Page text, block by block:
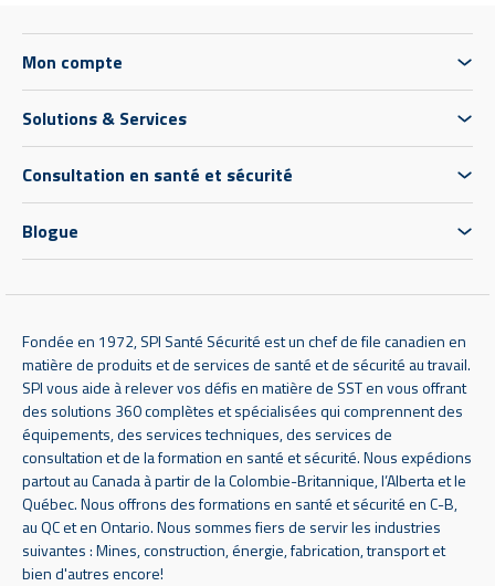
Mon compte
Solutions & Services
Consultation en santé et sécurité
Blogue
Fondée en 1972, SPI Santé Sécurité est un chef de file canadien en
matière de produits et de services de santé et de sécurité au travail.
SPI vous aide à relever vos défis en matière de SST en vous offrant
des solutions 360 complètes et spécialisées qui comprennent des
équipements, des services techniques, des services de
consultation et de la formation en santé et sécurité. Nous expédions
partout au Canada à partir de la Colombie-Britannique, l’Alberta et le
Québec. Nous offrons des formations en santé et sécurité en C-B,
au QC et en Ontario. Nous sommes fiers de servir les industries
suivantes : Mines, construction, énergie, fabrication, transport et
bien d'autres encore!